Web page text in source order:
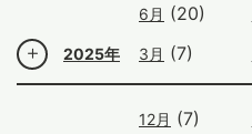
2025年
6月 (20)
3月 (7)
12月 (7)